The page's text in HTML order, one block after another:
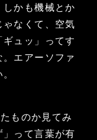
かも機械とか
なくて、空気
ュッ」ってす
エアーソファ
ものか見てみ
って言葉が有